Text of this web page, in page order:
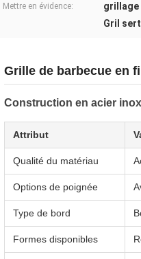
Mettre en évidence: grillage
Gril
Grille de barbecue en
Construction en acier
Attribut
Qualité du matériau
Options de poignée
Type de bord
Formes disponibles